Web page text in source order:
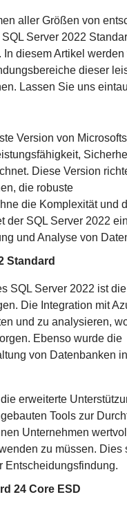
aller Größen von
Server 2022
diesem Artikel
dieser
Lassen Sie uns
Version von
Diese Version
die robuste
die Komplexität und
der SQL Server 2022
und Analyse von
Standard
SQL Server 2022 ist
Die Integration mit
und zu analysieren,
Ebenso wurde die
von Datenbanken
erweiterte
Tools zur
Unternehmen
zu müssen. Dies
Entscheidungsfindung.
24 Core ESD